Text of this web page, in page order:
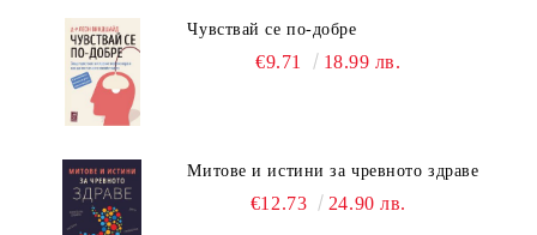
Чувствай се по-добре
€9.71 18.99 лв.
Митове и истини за чревното здраве
€12.73 24.90 лв.